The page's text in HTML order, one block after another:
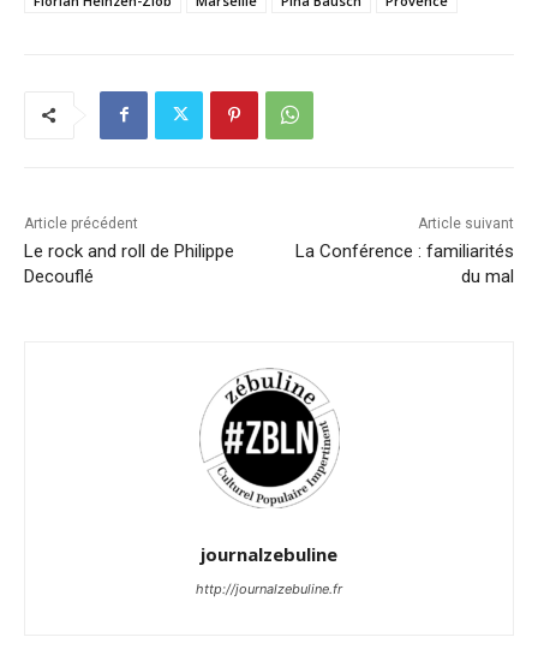
Article précédent
Le rock and roll de Philippe
Decouflé
Article suivant
La Conférence : familiarités
du mal
journalzebuline
http://journalzebuline.fr